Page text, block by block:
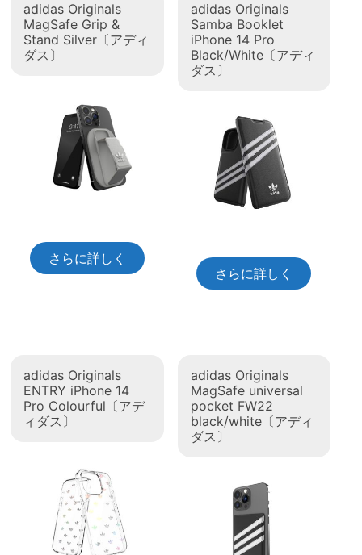
adidas Originals
MagSafe Grip &
Stand Silver〔アディ
ダス〕
さらに詳しく
adidas Originals
Samba Booklet
iPhone 14 Pro
Black/White〔アディ
ダス〕
さらに詳しく
adidas Originals
ENTRY iPhone 14
Pro Colourful〔アデ
ィダス〕
adidas Originals
MagSafe universal
pocket FW22
black/white〔アディ
ダス〕